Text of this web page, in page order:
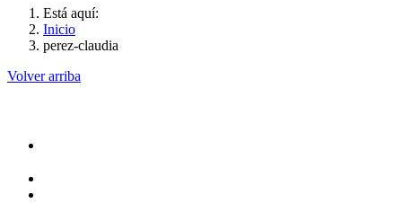
Está aquí:
Inicio
perez-claudia
Volver arriba